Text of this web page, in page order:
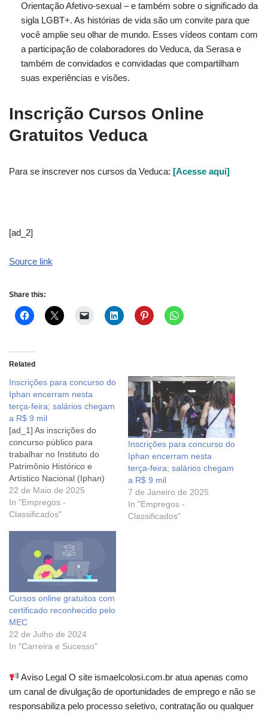
Orientação Afetivo-sexual – e também sobre o significado da
sigla LGBT+. As histórias de vida são um convite para que
você amplie seu olhar de mundo. Esses vídeos contam com
a participação de colaboradores do Veduca, da Serasa e
também de convidados e convidadas que compartilham
suas experiências e visões.
Inscrição Cursos Online
Gratuitos Veduca
Para se inscrever nos cursos da Veduca: [Acesse aqui]
[ad_2]
Source link
Share this:
Related
Inscrições para concurso do
Iphan encerram nesta
terça-feira; salários chegam
a R$ 9 mil
[ad_1] As inscrições do
concurso público para
trabalhar no Instituto do
Patrimônio Histórico e
Artístico Nacional (Iphan)
encerram às 16h desta
terça-feira. As vagas a
serem preenchidas são
Arqueologia, Arquitetura e
Urbanismo, Educação
Patrimonial e, por fim,
vagas com salários…
22 de Maio de 2025
In "Empregos -
Classificados"
Inscrições para concurso do
Iphan encerram nesta
terça-feira; salários chegam
a R$ 9 mil
7 de Janeiro de 2025
In "Empregos -
Classificados"
Cursos online gratuitos com
certificado reconhecido pelo
MEC
22 de Julho de 2024
In "Carreira e Sucesso"
Aviso Legal O site ismaelcolosi.com.br atua apenas como
um canal de divulgação de oportunidades de emprego e não se
responsabiliza pelo processo seletivo, contratação ou qualquer